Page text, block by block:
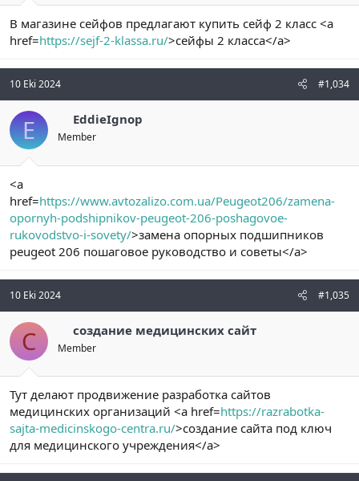
В магазине сейфов предлагают купить сейф 2 класс <a
href=https://sejf-2-klassa.ru/>сейфы 2 класса</a>
10 Eki 2024 #1,034
E EddieIgnop
Member
<a
href=https://www.avtozalizo.com.ua/Peugeot206/zamena-
opornyh-podshipnikov-peugeot-206-poshagovoe-
rukovodstvo-i-sovety/>замена опорных подшипников
peugeot 206 пошаговое руководство и советы</a>
10 Eki 2024 #1,035
С создание медицинских сайт
Member
Тут делают продвижение разработка сайтов
медицинских организаций <a href=https://razrabotka-
sajta-medicinskogo-centra.ru/>создание сайта под ключ
для медицинского учреждения</a>